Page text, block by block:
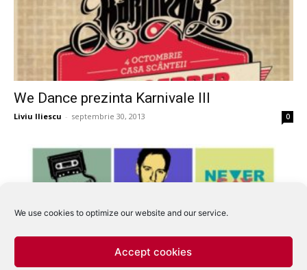
We use cookies to optimize our website and our service.
Accept cookies
We Dance prezinta Karnivale III
Liviu Iliescu - septembrie 30, 2013 0